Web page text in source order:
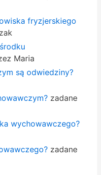
fryzjerskiego
Maria
są odwiedziny?
zadane
wychowawczego?
zadane